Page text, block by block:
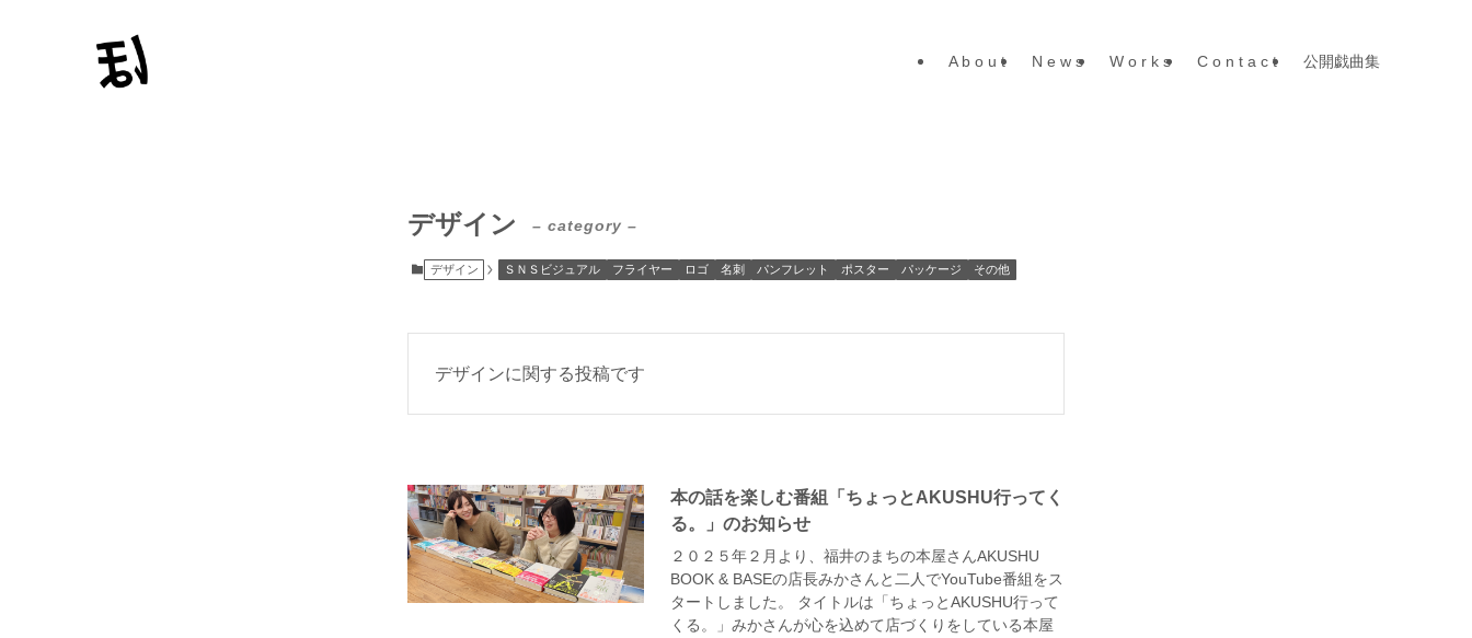
A b o u t N e w s W o r k s C o n t a c t 公開戯曲集
デザイン – category –
デザイン ＳＮＳビジュアル フライヤー ロゴ 名刺 パンフレット ポスター パッケージ その他
デザインに関する投稿です
本の話を楽しむ番組「ちょっとAKUSHU行ってく
る。」のお知らせ
２０２５年２月より、福井のまちの本屋さんAKUSHU
BOOK & BASEの店長みかさんと二人でYouTube番組をス
タートしました。 タイトルは「ちょっとAKUSHU行って
くる。」みかさんが心を込めて店づくりをしている本屋